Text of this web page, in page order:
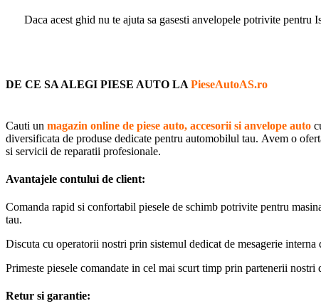
Daca acest ghid nu te ajuta sa gasesti anvelopele potrivite
DE CE SA ALEGI PIESE AUTO LA PieseAutoAS.ro
Cauti un magazin online de piese auto, accesorii si anvelope auto
diversificata de produse dedicate pentru automobilul tau. Avem o
si servicii de reparatii profesionale.
Avantajele contului de client:
Comanda rapid si confortabil piesele de schimb potrivite pentru
tau.
Discuta cu operatorii nostri prin sistemul dedicat de mesagerie
Primeste piesele comandate in cel mai scurt timp prin partenerii
Retur si garantie: